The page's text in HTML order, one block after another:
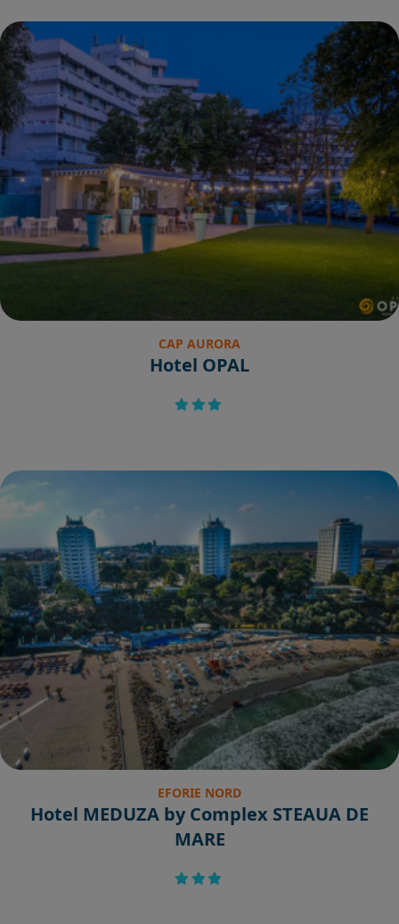
CAP AURORA
Hotel OPAL
EFORIE NORD
Hotel MEDUZA by Complex STEAUA DE
MARE